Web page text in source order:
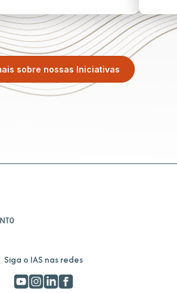
sobre nossas Iniciativas
Siga o IAS nas redes